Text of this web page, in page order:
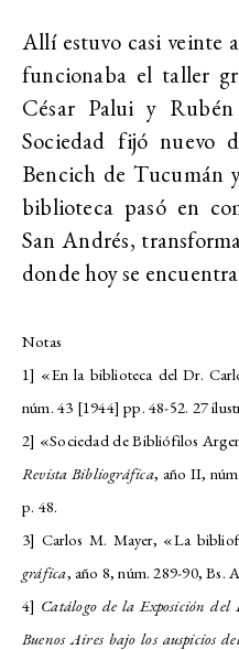
Allí estuvo casi veinte
funcionaba el taller
César Palui y
Sociedad fijó
Bencich de Tucumán
biblioteca pasó en
San Andrés,
donde hoy se
Notas
1] «En la biblioteca del Dr.
núm. 43 [1944] pp. 48-52. 27
2] «Sociedad de Bibliófilos
Revista Bibliográfica, año II,
p. 48.
3] Carlos M. Mayer, «La
gráfica, año 8, núm. 289-90, Bs.
4] Catálogo de la Exposición
Buenos Aires bajo los auspicios